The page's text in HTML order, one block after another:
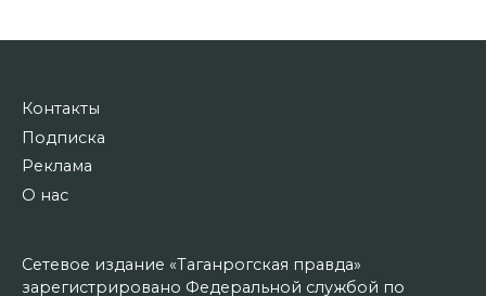
Контакты
Подписка
Реклама
О нас
Сетевое издание «Таганрогская правда»
зарегистрировано Федеральной службой по